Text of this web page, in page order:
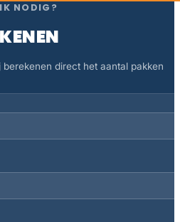
IK NODIG?
direct het aantal pakken